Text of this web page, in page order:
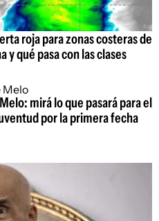
roja para zonas costeras de
y qué pasa con las clases
mirá lo que pasará para el
por la primera fecha